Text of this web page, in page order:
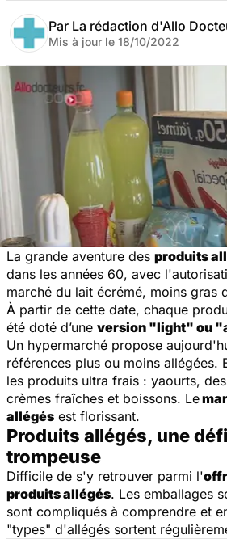
Par La rédaction d'Allo
Mis à jour le 18/10/2022
La grande aventure des produits
dans les années 60, avec
marché du lait écrémé, moins gras
À partir de cette date, chaque
été doté d’une version "light" ou
Un hypermarché propose
références plus ou moins allégées.
les produits ultra frais : yaourts,
crèmes fraîches et boissons. Le
allégés est florissant.
Produits allégés, une
trompeuse
Difficile de s'y retrouver parmi l'
produits allégés. Les emballages
sont compliqués à comprendre et
"types" d'allégés sortent